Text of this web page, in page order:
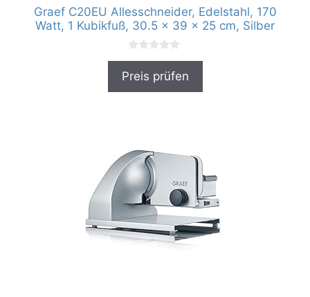
Graef C20EU Allesschneider, Edelstahl, 170
Watt, ‎1 Kubikfuß, ‎30.5 x 39 x 25 cm, Silber
0
o
Preis prüfen